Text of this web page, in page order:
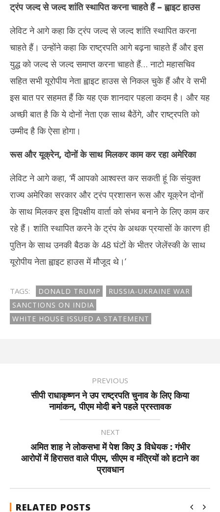
ट्रंप जल्द से जल्द शांति स्थापित करना चाहते हैं – ह्वाइट हाउस
लेविट ने आगे कहा कि ट्रंप जल्द से जल्द शांति स्थापित करना
चाहते हैं। उन्होंने कहा कि राष्ट्रपति आगे बढ़ना चाहते हैं और इस
युद्ध को जल्द से जल्द समाप्त करना चाहते हैं… नाटो महासचिव
सहित सभी यूरोपीय नेता ह्वाइट हाउस से निकल चुके हैं और वे सभी
इस बात पर सहमत हैं कि यह एक शानदार पहला कदम है। और यह
अच्छी बात है कि ये दोनों नेता एक साथ बैठेंगे, और राष्ट्रपति को
उम्मीद है कि ऐसा होगा।
रूस और यूक्रेन, दोनों के साथ मिलकर काम कर रहा अमेरिका
लेविट ने आगे कहा, ‘मैं आपको आश्वस्त कर सकती हूं कि संयुक्त
राज्य अमेरिका सरकार और ट्रंप प्रशासन रूस और यूक्रेन दोनों
के साथ मिलकर इस द्विपक्षीय वार्ता को संभव बनाने के लिए काम कर
रहे हैं। शांति स्थापित करने के ट्रंप के अथक प्रयासों के कारण ही
पुतिन के साथ उनकी बैठक के 48 घंटों के भीतर जेलेंस्की के साथ
यूरोपीय नेता ह्वाइट हाउस में मौजूद थे।’
TAGS: DONALD TRUMP
RUSSIA-UKRAINE WAR
SANCTIONS ON INDIA
WHITE HOUSE ISSUED A STATEMENT
PREVIOUS
सीपी राधाकृष्णन ने उप राष्ट्रपति चुनाव के लिए किया
नामांकन, पीएम मोदी बने पहले प्रस्तावक
NEXT
अमित शाह ने लोकसभा में पेश किए 3 विधेयक : गंभीर
आरोपों में हिरासत वाले पीएम, सीएम व मंत्रियों को हटाने का
प्रावधान
RELATED POSTS